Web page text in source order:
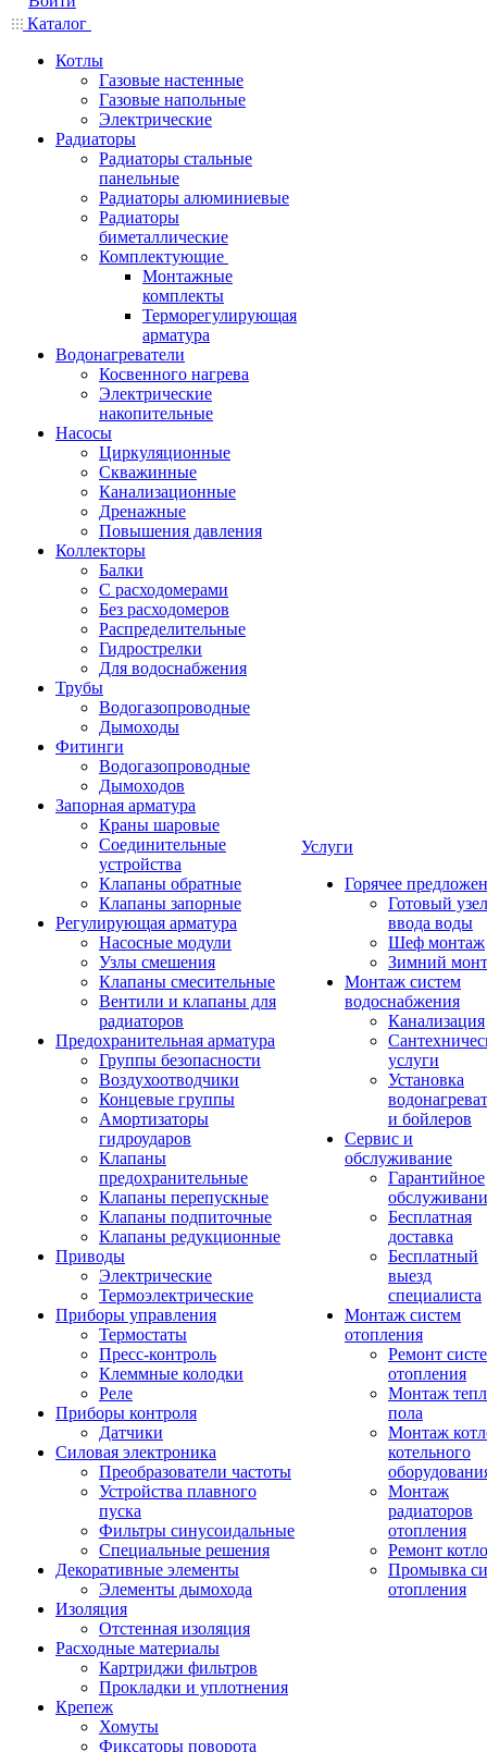
Каталог
Котлы
Газовые настенные
Газовые напольные
Электрические
Радиаторы
Радиаторы стальные
панельные
Радиаторы алюминиевые
Радиаторы
биметаллические
Комплектующие
Монтажные
комплекты
Терморегулирующая
арматура
Водонагреватели
Косвенного нагрева
Электрические
накопительные
Насосы
Циркуляционные
Скважинные
Канализационные
Дренажные
Повышения давления
Коллекторы
Балки
С расходомерами
Без расходомеров
Распределительные
Гидрострелки
Для водоснабжения
Трубы
Водогазопроводные
Дымоходы
Фитинги
Водогазопроводные
Дымоходов
Запорная арматура
Краны шаровые
Соединительные
устройства
Клапаны обратные
Клапаны запорные
Регулирующая арматура
Насосные модули
Узлы смешения
Клапаны смесительные
Вентили и клапаны для
радиаторов
Предохранительная арматура
Группы безопасности
Воздухоотводчики
Концевые группы
Амортизаторы
гидроударов
Клапаны
предохранительные
Клапаны перепускные
Клапаны подпиточные
Клапаны редукционные
Приводы
Электрические
Термоэлектрические
Приборы управления
Термостаты
Пресс-контроль
Клеммные колодки
Реле
Приборы контроля
Датчики
Силовая электроника
Преобразователи частоты
Устройства плавного
пуска
Фильтры синусоидальные
Специальные решения
Декоративные элементы
Элементы дымохода
Изоляция
Отстенная изоляция
Расходные материалы
Картриджи фильтров
Прокладки и уплотнения
Крепеж
Хомуты
Фиксаторы поворота
Услуги
Горячее
Готовый узел
ввода воды
Шеф монтаж
Зимний
Монтаж систем
водоснабжения
Канализация
услуги
Установка
и бойлеров
Сервис и
обслуживание
Гарантийное
Бесплатная
доставка
Бесплатный
выезд
специалиста
Монтаж систем
отопления
Ремонт
отопления
Монтаж
пола
Монтаж
котельного
Монтаж
радиаторов
отопления
Ремонт
Промывка
отопления